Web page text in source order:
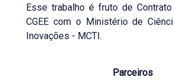
Esse trabalho é fruto de
CGEE com o Ministério de
Inovações - MCTI.
Parceiros